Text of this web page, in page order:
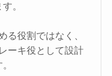
。
る役割ではなく、
ーキ役として設計